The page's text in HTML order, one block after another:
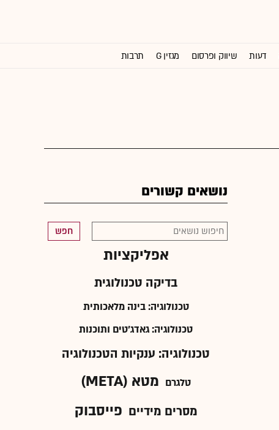
דעות שיווק ופרסום מגזין G תרבות
נושאים קשורים
חפש
אפליקציות
בדיקה טכנולוגית
טכנולוגיה: בינה מלאכותית
טכנולוגיה: גאדג'טים ותוכנות
טכנולוגיה: ענקיות הטכנולוגיה
טלגרם מטא (META)
מסרים מידיים פייסבוק